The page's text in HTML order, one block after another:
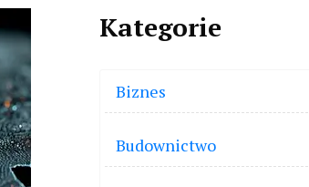
Kategorie
Biznes
Budownictwo